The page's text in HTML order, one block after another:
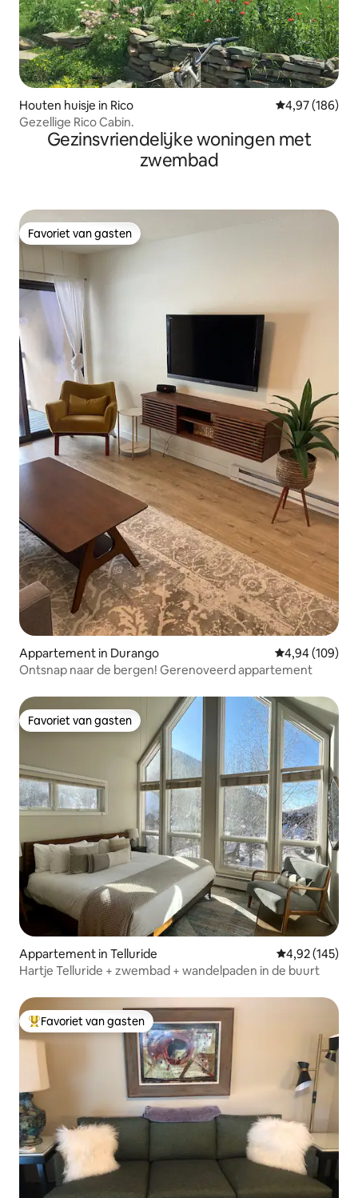
Houten huisje in Rico Gemiddelde
4,97 (186)
Gezellige Rico Cabin.
Gezinsvriendelijke woningen met
zwembad
Favoriet van gasten
Favoriet van gasten
Appartement in Durango Gemiddelde
4,94 (109)
Ontsnap naar de bergen! Gerenoveerd appartement
Favoriet van gasten
Favoriet van gasten
Appartement in Telluride Gemiddelde
4,92 (145)
Hartje Telluride + zwembad + wandelpaden in de buurt
Topfavoriet van gasten
Favoriet van gasten